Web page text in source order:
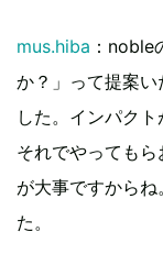
mus.hiba ：noble
か？」って提案い
した。インパク
それでやっても
が大事ですから
た。